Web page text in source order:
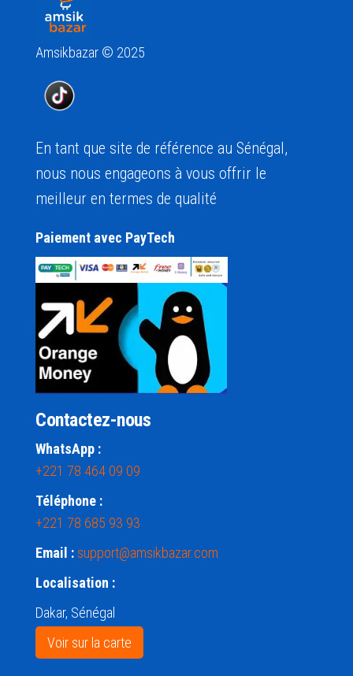
Amsikbazar © 2025
En tant que site de référence au Sénégal,
nous nous engageons à vous offrir le
meilleur en termes de qualité
Paiement avec PayTech
Contactez-nous
WhatsApp :
+221 78 464 09 09
Téléphone :
+221 78 685 93 93
Email : support@amsikbazar.com
Localisation :
Dakar, Sénégal
Voir sur la carte